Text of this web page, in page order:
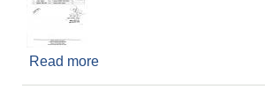
Read more